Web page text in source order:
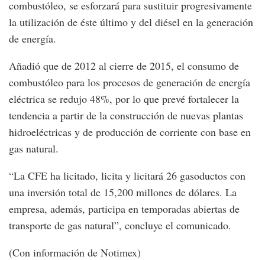
combustóleo, se esforzará para sustituir progresivamente
la utilización de éste último y del diésel en la generación
de energía.
Añadió que de 2012 al cierre de 2015, el consumo de
combustóleo para los procesos de generación de energía
eléctrica se redujo 48%, por lo que prevé fortalecer la
tendencia a partir de la construcción de nuevas plantas
hidroeléctricas y de producción de corriente con base en
gas natural.
“La CFE ha licitado, licita y licitará 26 gasoductos con
una inversión total de 15,200 millones de dólares. La
empresa, además, participa en temporadas abiertas de
transporte de gas natural”, concluye el comunicado.
(Con información de Notimex)